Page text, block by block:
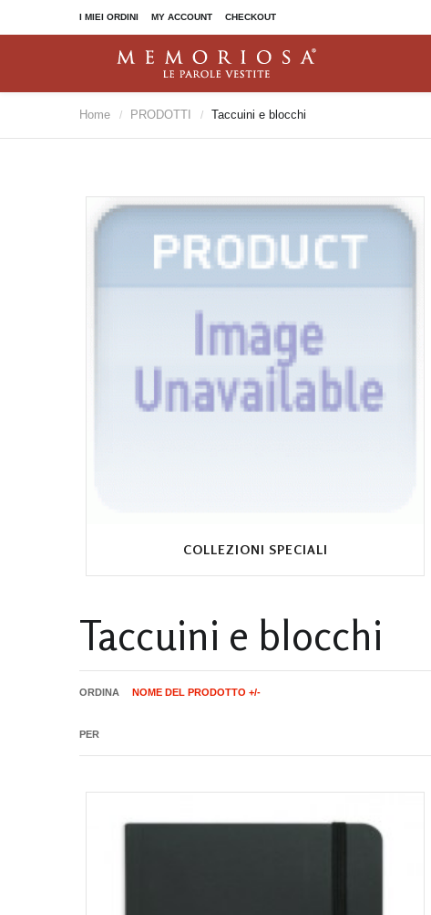
I MIEI ORDINI MY ACCOUNT CHECKOUT
TACCUINI E BLOCCHI
Penbook Love Edition
ALTRI PRODOTTI
Mousepad
Panni microfibra
With compliments
I Coriandoli Polvere di stelle
Home / PRODOTTI / Taccuini e blocchi
COLLEZIONI SPECIALI
Taccuini e blocchi
ORDINA
PER
NOME DEL PRODOTTO +/-